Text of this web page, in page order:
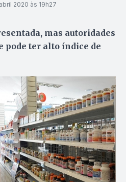
2020 às 19h27
mas autoridades
pode ter alto índice de